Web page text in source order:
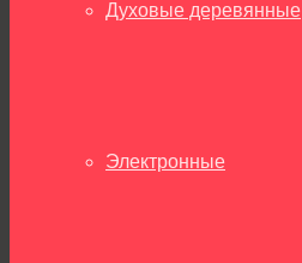
Духовые деревянные
Электронные